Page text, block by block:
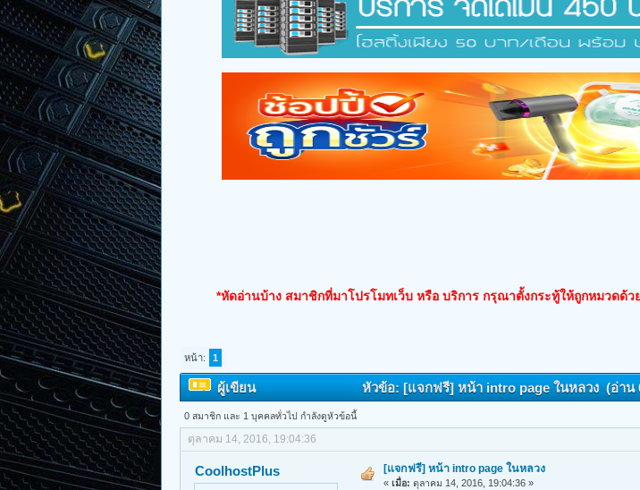
*หัดอ่านบ้าง สมาชิกที่มาโปรโมทเว็บ หรือ บริการ กรุณาตั้งกระทู้ให้ถูกหมวดด้
หน้า: 1
ผู้เขียน หัวข้อ: [แจกฟรี] หน้า intro page ในหลวง (อ่าน
0 สมาชิก และ 1 บุคคลทั่วไป กำลังดูหัวข้อนี้
ตุลาคม 14, 2016, 19:04:36
CoolhostPlus [แจกฟรี] หน้า intro page ในหลวง
«เมื่อ: ตุลาคม 14, 2016, 19:04:36 »